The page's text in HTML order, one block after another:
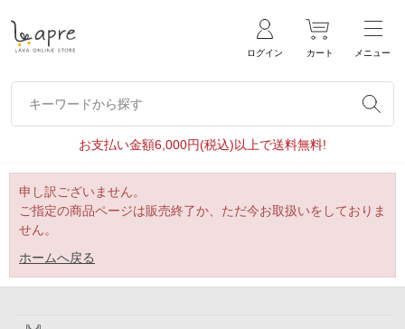
ログイン カート メニュー
キーワードから探す
キーワードから探す
お支払い金額6,000円(税込)以上で送料無料!
申し訳ございません。
ご指定の商品ページは販売終了か、ただ今お取扱いをしておりま
せん。
ホームへ戻る